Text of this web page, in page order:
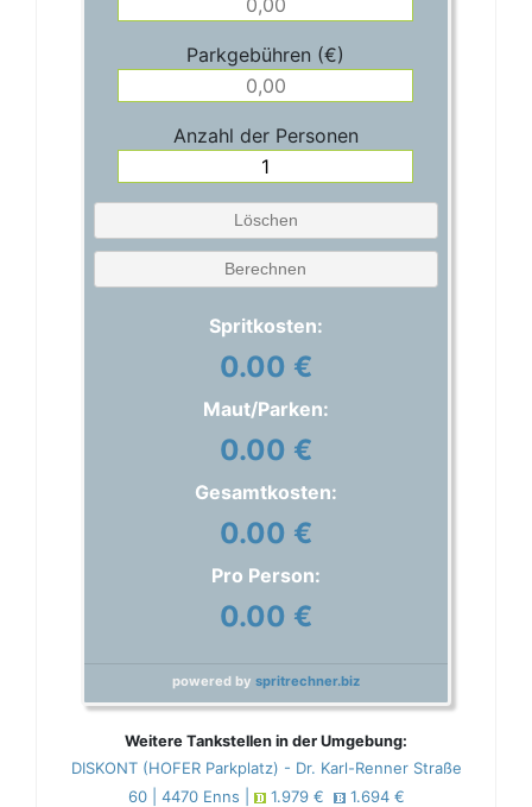
Parkgebühren (€)
Anzahl der Personen
Löschen
Berechnen
Spritkosten:
0.00 €
Maut/Parken:
0.00 €
Gesamtkosten:
0.00 €
Pro Person:
0.00 €
powered by spritrechner.biz
Weitere Tankstellen in der Umgebung:
DISKONT (HOFER Parkplatz) - Dr. Karl-Renner Straße
60 | 4470 Enns |
1.979 €
1.694 €